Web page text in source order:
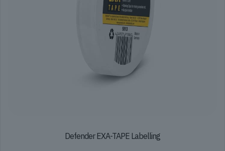
Defender EXA-TAPE Labelling